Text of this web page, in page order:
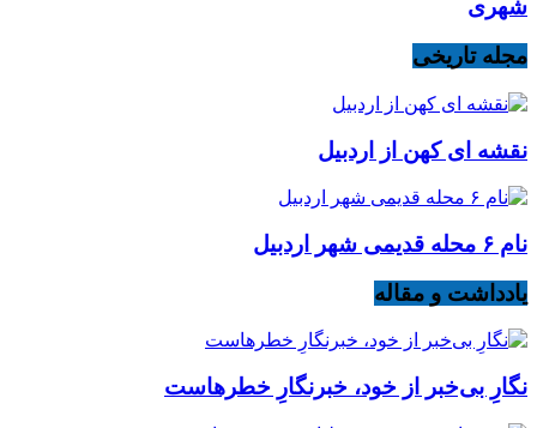
شهری
مجله تاریخی
نقشه ای کهن از اردبیل
نام ۶ محله قدیمی شهر اردبیل
یادداشت و مقاله
نگارِ بی‌خبر از خود، خبرنگارِ خطرهاست